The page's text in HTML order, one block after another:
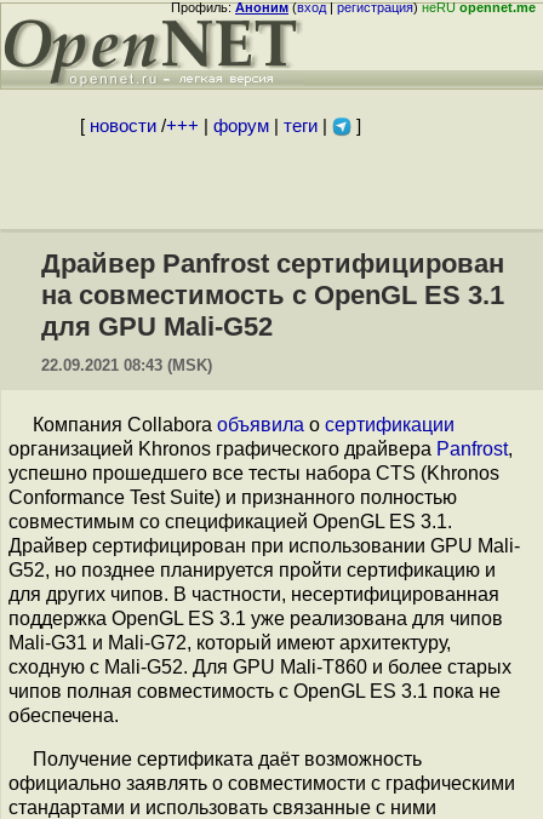
Профиль:Аноним(вход|регистрация)неRUopennet.me
[ новости/+++ форум| теги| ]
Драйвер Panfrost сертифицирован
на совместимость с OpenGL ES 3.1
для GPU Mali-G52
22.09.2021 08:43 (MSK)
Компания Collabora объявила о сертификации
организацией Khronos графического драйвера Panfrost,
успешно прошедшего все тесты набора CTS (Khronos
Conformance Test Suite) и признанного полностью
совместимым со спецификацией OpenGL ES 3.1.
Драйвер сертифицирован при использовании GPU Mali-
G52, но позднее планируется пройти сертификацию и
для других чипов. В частности, несертифицированная
поддержка OpenGL ES 3.1 уже реализована для чипов
Mali-G31 и Mali-G72, который имеют архитектуру,
сходную с Mali-G52. Для GPU Mali-T860 и более старых
чипов полная совместимость с OpenGL ES 3.1 пока не
обеспечена.
Получение сертификата даёт возможность
официально заявлять о совместимости с графическими
стандартами и использовать связанные с ними